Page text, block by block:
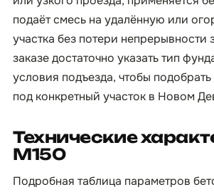
подаёт смесь на удалённую или
участка без потери непрерывности
заказе достаточно указать тип
условия подъезда, чтобы
под конкретный участок в Новом
Технические
М150
Подробная таблица параметров